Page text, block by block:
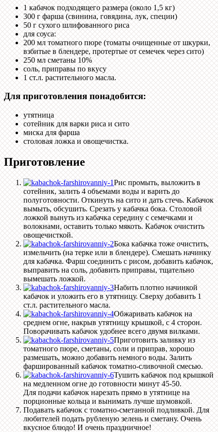
1 кабачок подходящего размера (около 1,5 кг)
300 г фарша (свинина, говядина, лук, специи)
50 г сухого шлифованного риса
для соуса:
200 мл томатного пюре (томаты очищенные от шкурки,
взбитые в блендере, протертые от семечек через сито)
250 мл сметаны 10%
соль, приправы по вкусу
1 ст.л. растительного масла.
Для приготовления понадобится:
утятница
сотейник для варки риса и сито
миска для фарша
столовая ложка и овощечистка.
Приготовление
Рис промыть, выложить в
сотейник, залить 4 объемами воды и варить до
полуготовности. Откинуть на сито и дать стечь. Кабачок
вымыть, обсушить. Срезать у кабачка бока. Столовой
ложкой вынуть из кабачка середину с семечками и
волокнами, оставить только мякоть. Кабачок очистить
овощечисткой.
Бока кабачка тоже очистить,
измельчить (на терке или в блендере). Смешать начинку
для кабачка. Фарш соединить с рисом, добавить кабачок,
выправить на соль, добавить приправы, тщательно
вымешать ложкой.
Набить плотно начинкой
кабачок и уложить его в утятницу. Сверху добавить 1
ст.л. растительного масла.
Обжаривать кабачок на
среднем огне, накрыв утятницу крышкой, с 4 сторон.
Поворачивать кабачок удобнее всего двумя вилками.
Приготовить заливку из
томатного пюре, сметаны, соли и приправ, хорошо
размешать, можно добавить немного воды. Залить
фаршированный кабачок томатно-сливочной смесью.
Тушить кабачок под крышкой
на медленном огне до готовности минут 45-50.
Для подачи кабачок нарезать прямо в утятнице на
порционные кольца и вынимать лучше шумовкой.
Подавать кабачок с томатно-сметанной подливкой. Для
любителей подать рубленую зелень и сметану. Очень
вкусное блюдо! И очень праздничное!